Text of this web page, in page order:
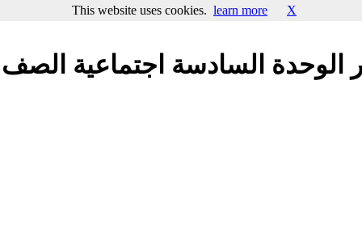
الوحدة السادسة اجتماعية الصف
This website uses cookies. learn more X